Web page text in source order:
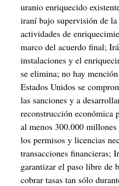
uranio enriquecido
iraní bajo supervisión de
actividades de
marco del acuerdo final;
instalaciones y el
se elimina; no hay
Estados Unidos se
las sanciones y a
reconstrucción económica
al menos 300.000
los permisos y licencias
transacciones financieras;
garantizar el paso libre de
cobrar tasas tan sólo